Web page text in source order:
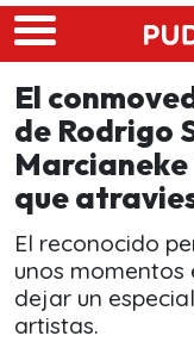
Skip to main content
El
de Rodrigo
que
El reconocido
unos momentos
dejar un
artistas.